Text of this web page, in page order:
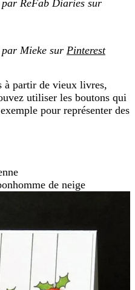
ReFab Diaries sur
Mieke sur Pinterest
à partir de vieux livres,
utiliser les boutons qui
pour représenter des
de neige